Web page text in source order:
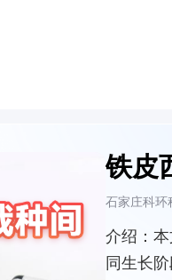
铁皮
石家庄科环
介绍：
同生长